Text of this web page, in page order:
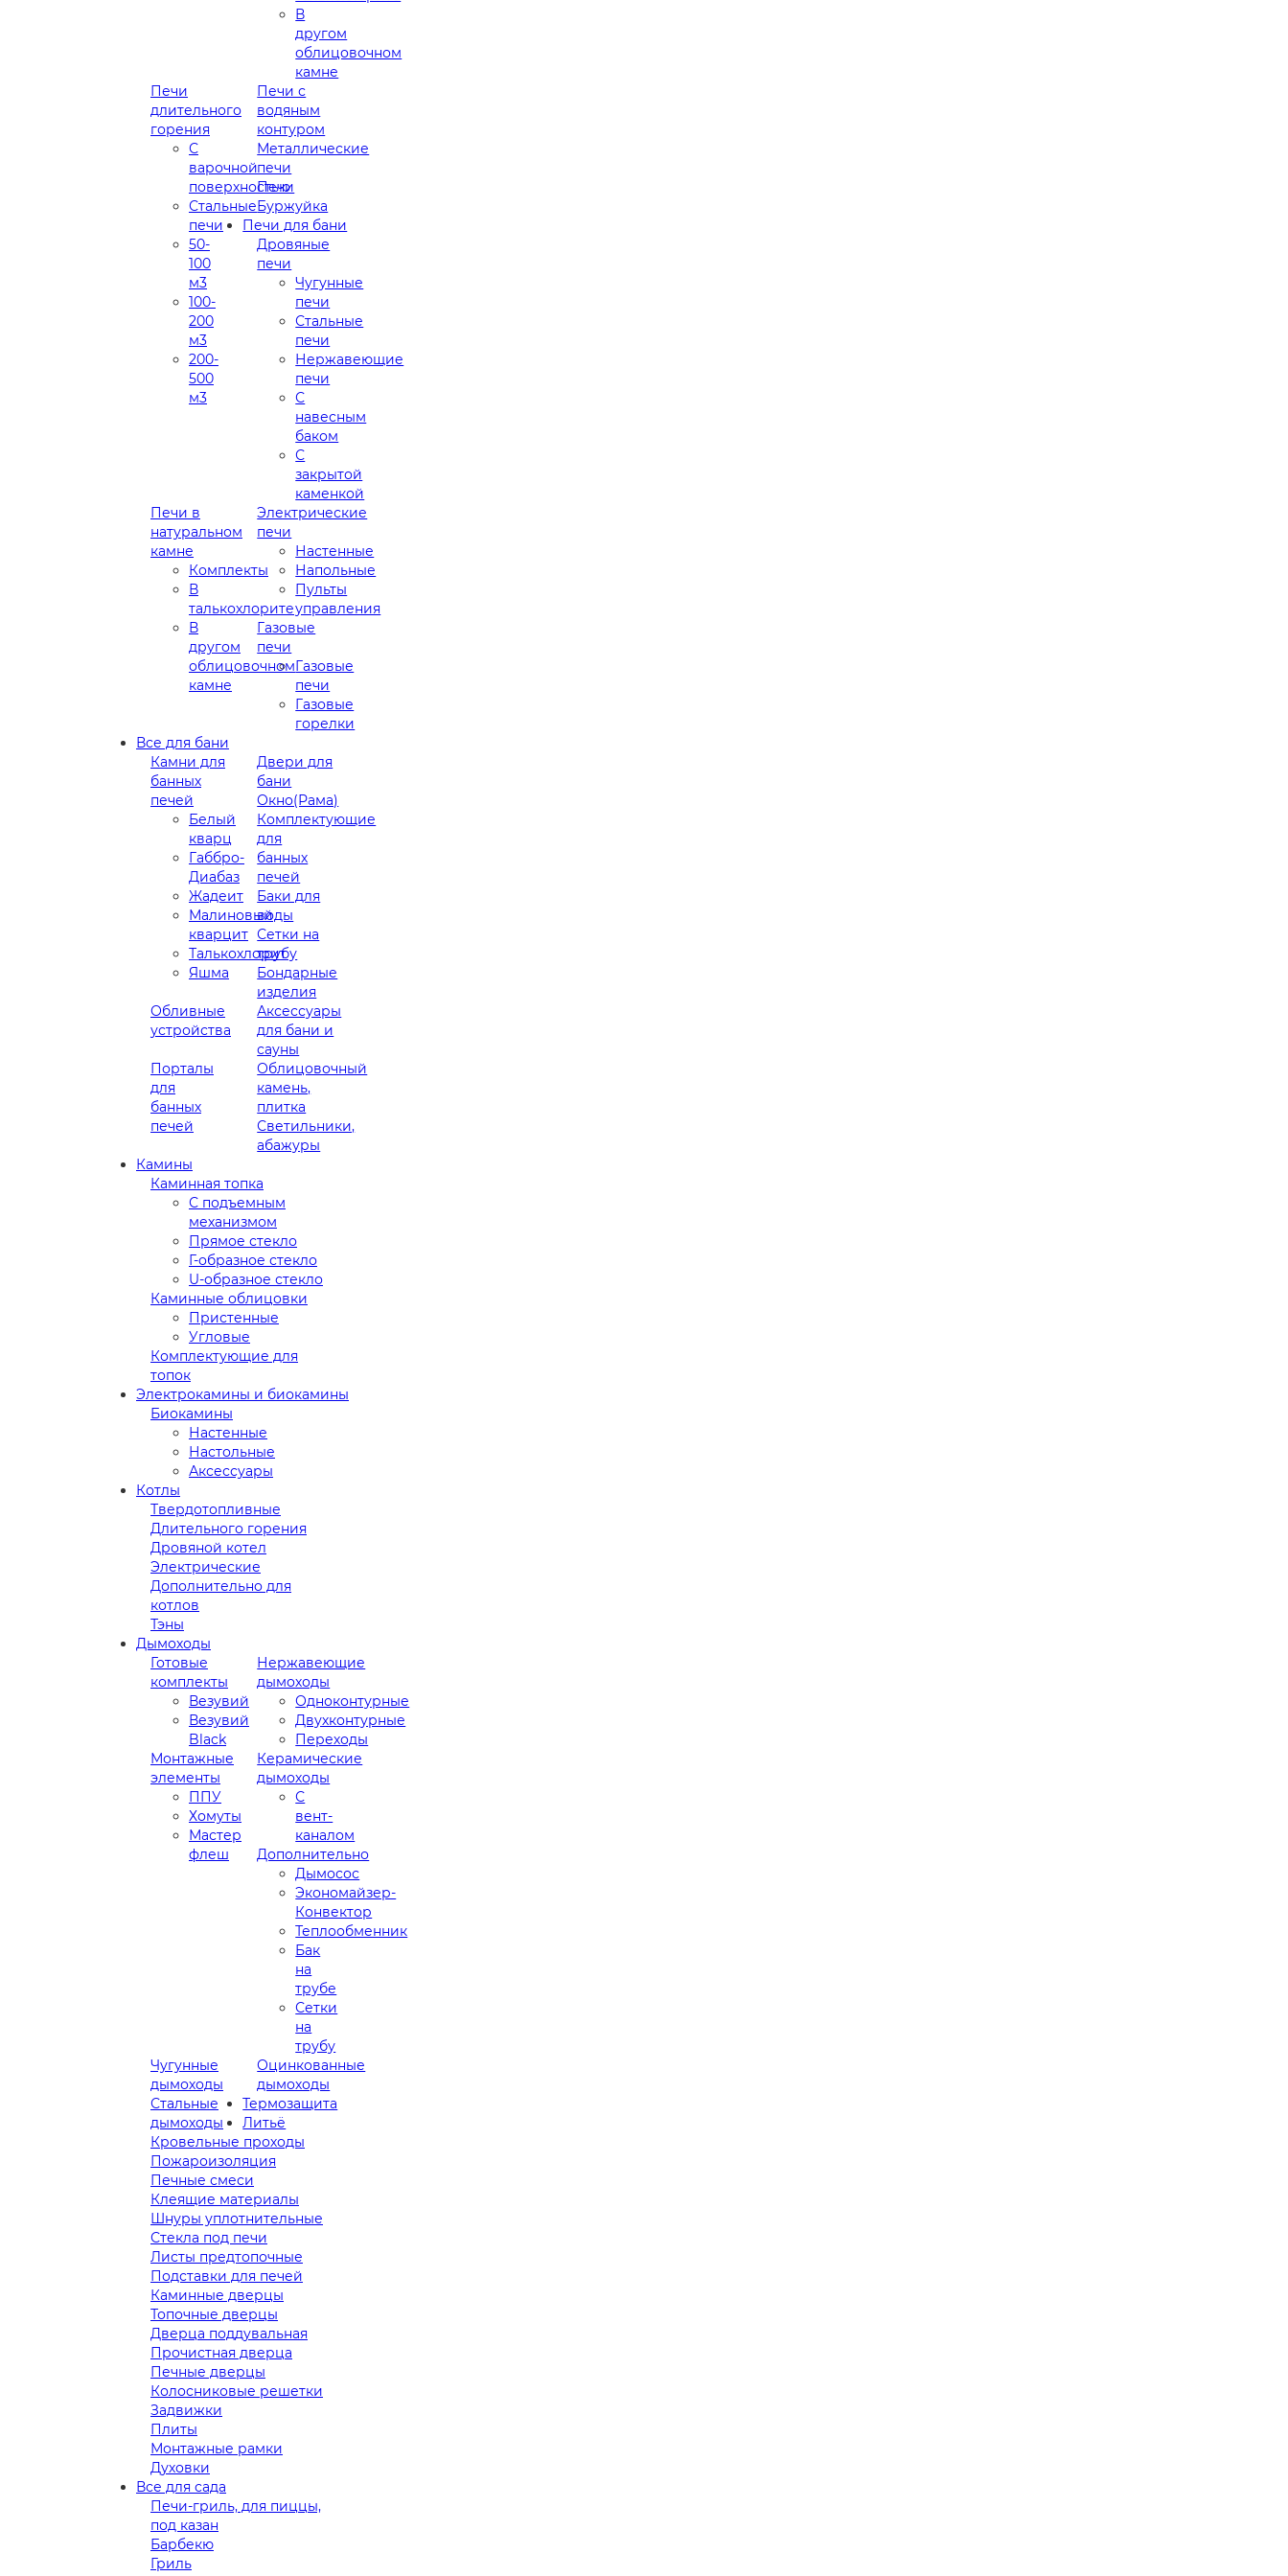
В
другом
облицовочном
камне
Печи
длительного
горения
С
варочной
поверхностью
Стальные
печи
50-
100
м3
100-
200
м3
200-
500
м3
Печи с
водяным
контуром
Металлические
печи
Печи
Буржуйка
Печи для бани
Дровяные
печи
Чугунные
печи
Стальные
печи
Нержавеющие
печи
С
навесным
баком
С
закрытой
каменкой
Печи в
натуральном
камне
Комплекты
В
талькохлорите
В
другом
облицовочном
камне
Электрические
печи
Настенные
Напольные
Пульты
управления
Газовые
печи
Газовые
печи
Газовые
горелки
Все для бани
Камни для
банных
печей
Белый
кварц
Габбро-
Диабаз
Жадеит
Малиновый
кварцит
Талькохлорит
Яшма
Двери для
бани
Окно(Рама)
Комплектующие
для
банных
печей
Баки для
воды
Сетки на
трубу
Бондарные
изделия
Обливные
устройства
Аксессуары
для бани и
сауны
Порталы
для
банных
печей
Облицовочный
камень,
плитка
Светильники,
абажуры
Камины
Каминная топка
С подъемным
механизмом
Прямое стекло
Г-образное стекло
U-образное стекло
Каминные облицовки
Пристенные
Угловые
Комплектующие для
топок
Электрокамины и биокамины
Биокамины
Настенные
Настольные
Аксессуары
Котлы
Твердотопливные
Длительного горения
Дровяной котел
Электрические
Дополнительно для
котлов
Тэны
Дымоходы
Готовые
комплекты
Везувий
Везувий
Black
Нержавеющие
дымоходы
Одноконтурные
Двухконтурные
Переходы
Монтажные
элементы
ППУ
Хомуты
Мастер
флеш
Керамические
дымоходы
С
вент-
каналом
Дополнительно
Дымосос
Экономайзер-
Конвектор
Теплообменник
Бак
на
трубе
Сетки
на
трубу
Чугунные
дымоходы
Оцинкованные
дымоходы
Стальные
дымоходы
Термозащита
Кровельные проходы
Пожароизоляция
Печные смеси
Клеящие материалы
Шнуры уплотнительные
Стекла под печи
Листы предтопочные
Подставки для печей
Литьё
Каминные дверцы
Топочные дверцы
Дверца поддувальная
Прочистная дверца
Печные дверцы
Колосниковые решетки
Задвижки
Плиты
Монтажные рамки
Духовки
Все для сада
Печи-гриль, для пиццы,
под казан
Барбекю
Гриль